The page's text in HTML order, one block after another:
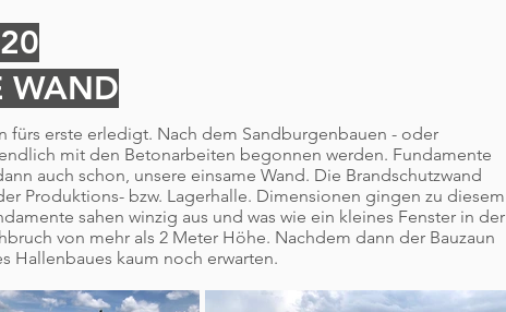
WAND
fürs erste erledigt. Nach dem Sandburgenbauen - oder
mit den Betonarbeiten begonnen werden. Fundamente
auch schon, unsere einsame Wand. Die Brandschutzwand
Produktions- bzw. Lagerhalle. Dimensionen gingen zu diesem
sahen winzig aus und was wie ein kleines Fenster in der
von mehr als 2 Meter Höhe. Nachdem dann der Bauzaun
Hallenbaues kaum noch erwarten.